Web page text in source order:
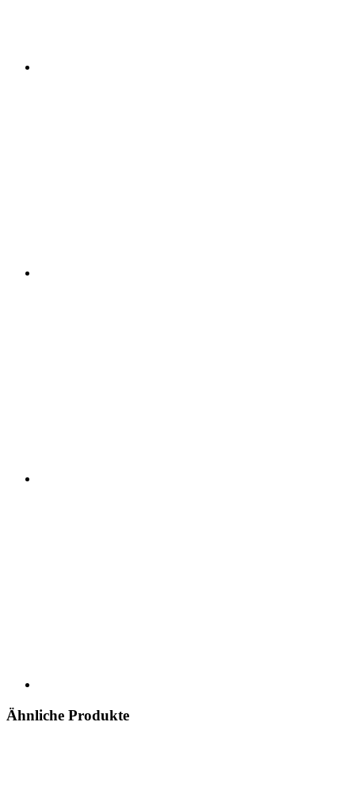
Ähnliche Produkte